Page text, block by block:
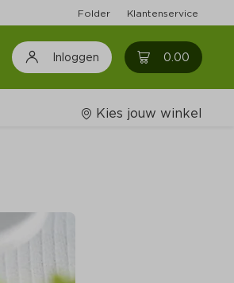
Folder Klantenservice
Inloggen 0.00 0
Kies jouw winkel